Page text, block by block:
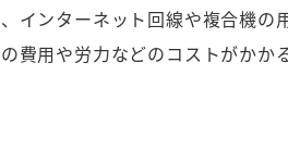
インターネット回線や複合機の
費用や労力などのコストがかか